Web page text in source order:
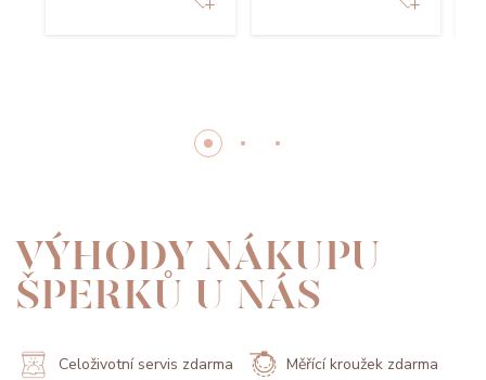
VÝHODY NÁKUPU
ŠPERKŮ U NÁS
Celoživotní servis zdarma Měřící kroužek zdarma